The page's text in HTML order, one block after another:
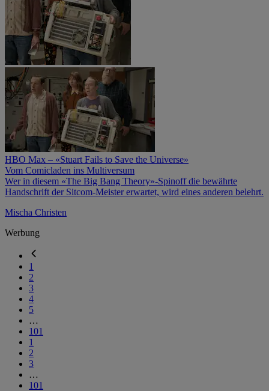
HBO Max – «Stuart Fails to Save the Universe»
Vom Comicladen ins Multiversum
Wer in diesem «The Big Bang Theory»-Spinoff die bewährte
Handschrift der Sitcom-Meister erwartet, wird eines anderen belehrt.
Mischa Christen
Werbung
1
2
3
4
5
…
101
1
2
3
…
101